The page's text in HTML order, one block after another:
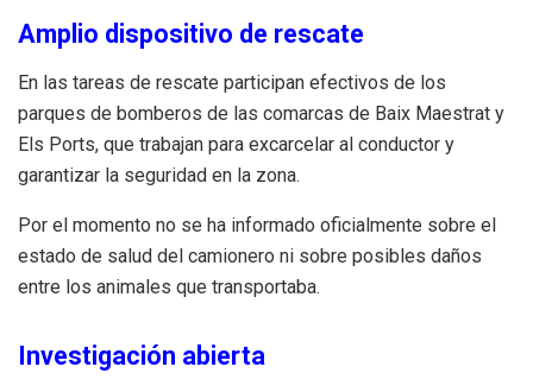
Amplio dispositivo de rescate
En las tareas de rescate participan efectivos de los
parques de bomberos de las comarcas de Baix Maestrat y
Els Ports, que trabajan para excarcelar al conductor y
garantizar la seguridad en la zona.
Por el momento no se ha informado oficialmente sobre el
estado de salud del camionero ni sobre posibles daños
entre los animales que transportaba.
Investigación abierta